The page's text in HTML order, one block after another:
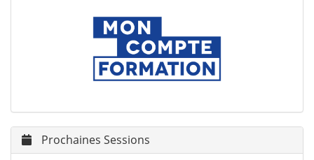
Prochaines Sessions